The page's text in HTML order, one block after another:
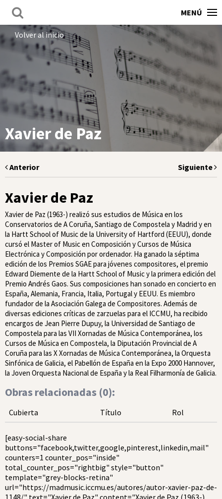
MENÚ
Volver al inicio
Xavier de Paz
Anterior Siguiente
Xavier de Paz
Xavier de Paz (1963-) realizó sus estudios de Música en los
Conservatorios de A Coruña, Santiago de Compostela y Madrid y en
la Hartt School of Music de la University of Hartford (EEUU), donde
cursó el Master of Music en Composición y Cursos de Música
Electrónica y Composición por ordenador. Ha ganado la séptima
edición de los Premios SGAE para jóvenes compositores, el premio
Edward Diemente de la Hartt School of Music y la primera edición del
Premio Andrés Gaos. Sus composiciones han sonado en concierto en
España, Alemania, Francia, Italia, Portugal y EEUU. Es miembro
fundador de la Asociación Galega de Compositores. Además de
diversas ediciones críticas de zarzuelas para el ICCMU, ha recibido
encargos de Jean Pierre Dupuy, la Universidad de Santiago de
Compostela para las VII Xornadas de Música Contemporánea, los
Cursos de Música en Compostela, la Diputación Provincial de A
Coruña para las X Xornadas de Música Contemporánea, la Orquesta
Sinfónica de Galicia, el Pabellón de España en la Expo 2000 Hannover,
la Joven Orquesta Nacional de España y la Real Filharmonía de Galicia.
Obras relacionadas (0):
Cubierta Título Rol
[easy-social-share
buttons="facebook,twitter,google,pinterest,linkedin,mail"
counters=1 counter_pos="inside"
total_counter_pos="rightbig" style="button"
template="grey-blocks-retina"
url="https://madmusic.iccmu.es/autores/autor-xavier-paz-de-
1148/" text="Xavier de Paz" content="Xavier de Paz (1963-)